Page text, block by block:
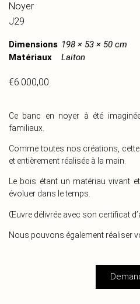
Noyer
J29
Dimensions 198 × 53 × 50 cm
Matériaux
Laiton
€6.000,00
Ce banc en noyer à été
familiaux.
Comme toutes nos créations,
et entièrement réalisée à la main.
Le bois étant un matériau vivant
évoluer dans le temps.
Œuvre délivrée avec son certificat
Nous pouvons également réaliser